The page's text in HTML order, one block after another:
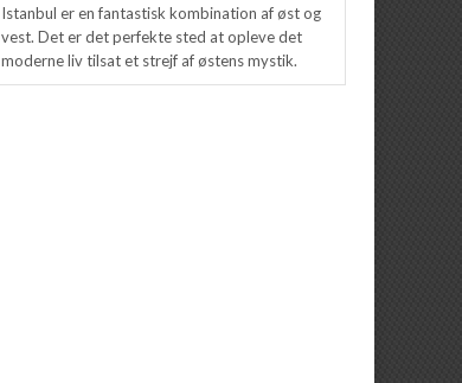
Istanbul er en fantastisk kombination af øst og
vest. Det er det perfekte sted at opleve det
moderne liv tilsat et strejf af østens mystik.